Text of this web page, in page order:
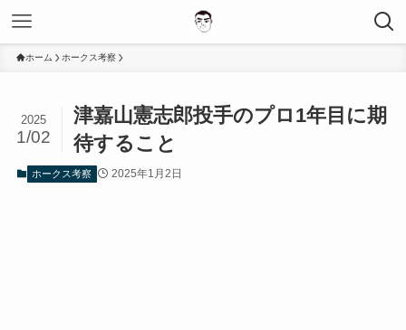
ホーム ホークス考察
津嘉山憲志郎投手のプロ1年目に期
待すること
2025
1/02
ホークス考察 2025年1月2日